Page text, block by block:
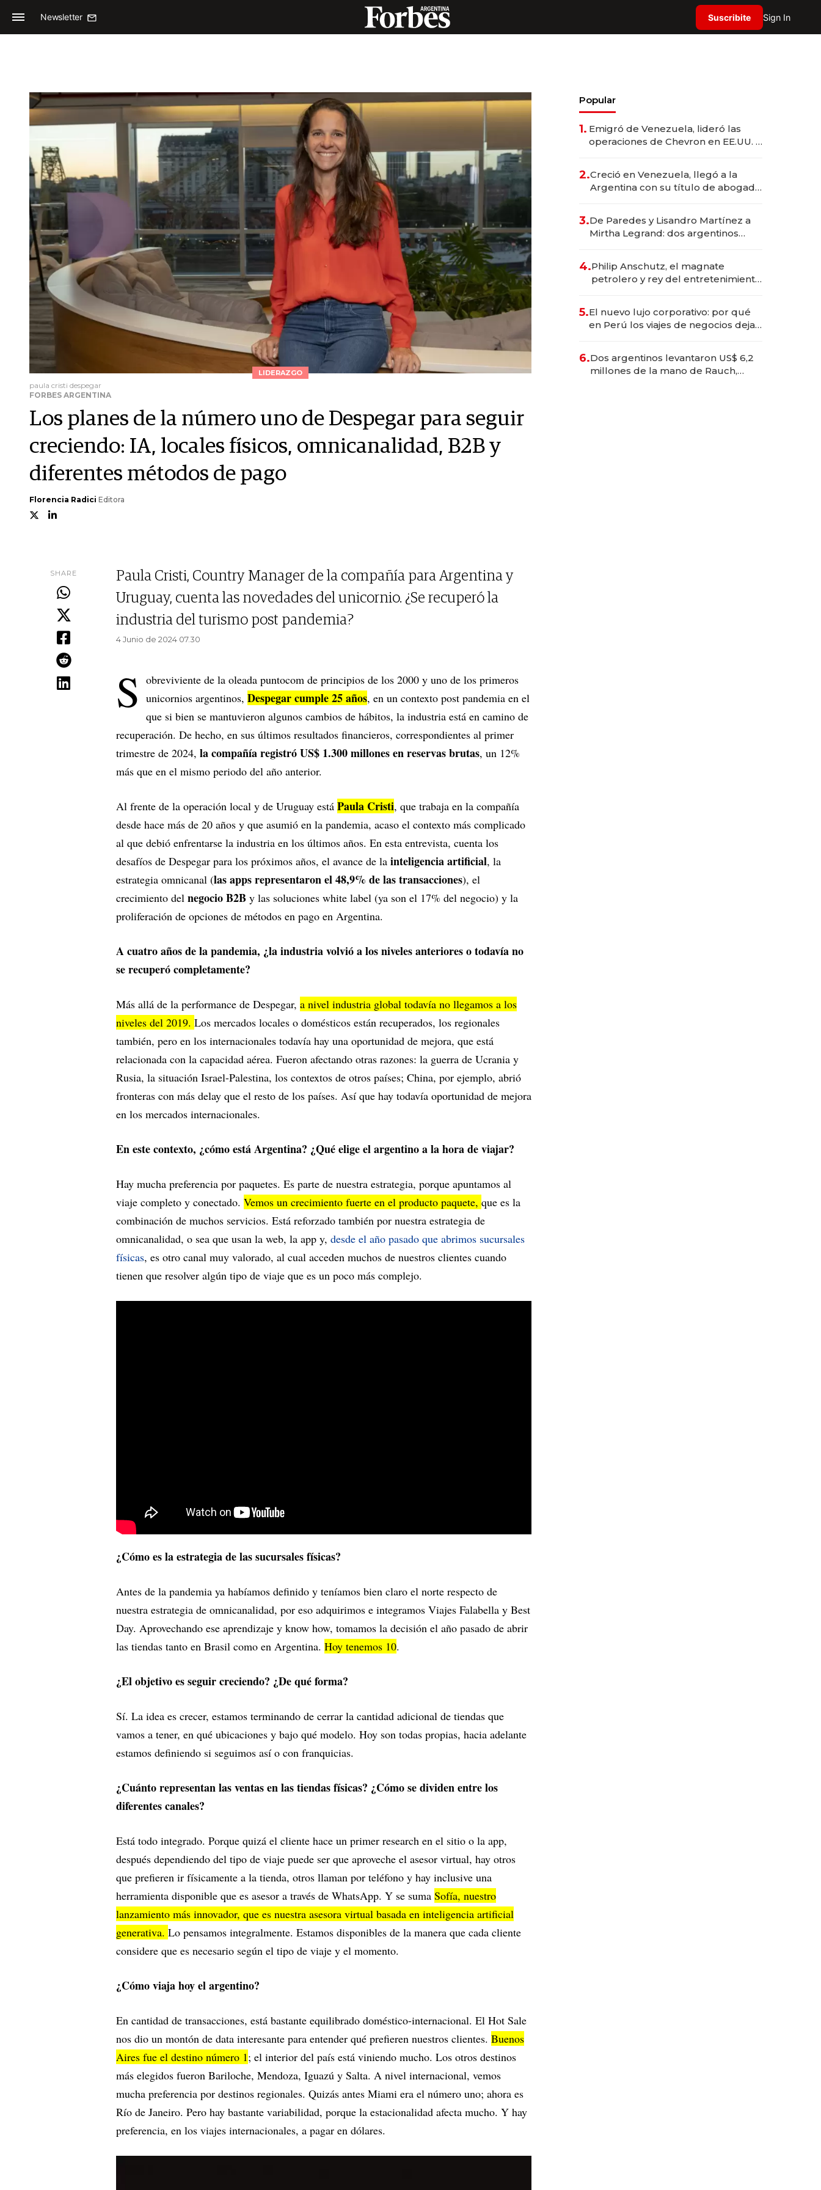
Newsletter Suscribite Sign In
LIDERAZGO
paula cristi despegar
FORBES ARGENTINA
Los planes de la número uno de Despegar para seguir
creciendo: IA, locales físicos, omnicanalidad, B2B y
diferentes métodos de pago
Florencia Radici Editora
SHARE
Paula Cristi, Country Manager de la compañía para Argentina y
Uruguay, cuenta las novedades del unicornio. ¿Se recuperó la
industria del turismo post pandemia?
4 Junio de 2024 07.30
S obreviviente de la oleada puntocom de principios de los 2000 y uno de los primeros
unicornios argentinos, Despegar cumple 25 años, en un contexto post pandemia en el
que si bien se mantuvieron algunos cambios de hábitos, la industria está en camino de
recuperación. De hecho, en sus últimos resultados financieros, correspondientes al primer
trimestre de 2024, la compañía registró US$ 1.300 millones en reservas brutas, un 12%
más que en el mismo periodo del año anterior.
Al frente de la operación local y de Uruguay está Paula Cristi, que trabaja en la compañía
desde hace más de 20 años y que asumió en la pandemia, acaso el contexto más complicado
al que debió enfrentarse la industria en los últimos años. En esta entrevista, cuenta los
desafíos de Despegar para los próximos años, el avance de la inteligencia artificial, la
estrategia omnicanal (las apps representaron el 48,9% de las transacciones), el
crecimiento del negocio B2B y las soluciones white label (ya son el 17% del negocio) y la
proliferación de opciones de métodos en pago en Argentina.
A cuatro años de la pandemia, ¿la industria volvió a los niveles anteriores o todavía no
se recuperó completamente?
Más allá de la performance de Despegar, a nivel industria global todavía no llegamos a los
niveles del 2019. Los mercados locales o domésticos están recuperados, los regionales
también, pero en los internacionales todavía hay una oportunidad de mejora, que está
relacionada con la capacidad aérea. Fueron afectando otras razones: la guerra de Ucrania y
Rusia, la situación Israel-Palestina, los contextos de otros países; China, por ejemplo, abrió
fronteras con más delay que el resto de los países. Así que hay todavía oportunidad de mejora
en los mercados internacionales.
En este contexto, ¿cómo está Argentina? ¿Qué elige el argentino a la hora de viajar?
Hay mucha preferencia por paquetes. Es parte de nuestra estrategia, porque apuntamos al
viaje completo y conectado. Vemos un crecimiento fuerte en el producto paquete, que es la
combinación de muchos servicios. Está reforzado también por nuestra estrategia de
omnicanalidad, o sea que usan la web, la app y, desde el año pasado que abrimos sucursales
físicas, es otro canal muy valorado, al cual acceden muchos de nuestros clientes cuando
tienen que resolver algún tipo de viaje que es un poco más complejo.
¿Cómo es la estrategia de las sucursales físicas?
Antes de la pandemia ya habíamos definido y teníamos bien claro el norte respecto de
nuestra estrategia de omnicanalidad, por eso adquirimos e integramos Viajes Falabella y Best
Day. Aprovechando ese aprendizaje y know how, tomamos la decisión el año pasado de abrir
las tiendas tanto en Brasil como en Argentina. Hoy tenemos 10.
¿El objetivo es seguir creciendo? ¿De qué forma?
Sí. La idea es crecer, estamos terminando de cerrar la cantidad adicional de tiendas que
vamos a tener, en qué ubicaciones y bajo qué modelo. Hoy son todas propias, hacia adelante
estamos definiendo si seguimos así o con franquicias.
¿Cuánto representan las ventas en las tiendas físicas? ¿Cómo se dividen entre los
diferentes canales?
Está todo integrado. Porque quizá el cliente hace un primer research en el sitio o la app,
después dependiendo del tipo de viaje puede ser que aproveche el asesor virtual, hay otros
que prefieren ir físicamente a la tienda, otros llaman por teléfono y hay inclusive una
herramienta disponible que es asesor a través de WhatsApp. Y se suma Sofía, nuestro
lanzamiento más innovador, que es nuestra asesora virtual basada en inteligencia artificial
generativa. Lo pensamos integralmente. Estamos disponibles de la manera que cada cliente
considere que es necesario según el tipo de viaje y el momento.
¿Cómo viaja hoy el argentino?
En cantidad de transacciones, está bastante equilibrado doméstico-internacional. El Hot Sale
nos dio un montón de data interesante para entender qué prefieren nuestros clientes. Buenos
Aires fue el destino número 1; el interior del país está viniendo mucho. Los otros destinos
más elegidos fueron Bariloche, Mendoza, Iguazú y Salta. A nivel internacional, vemos
mucha preferencia por destinos regionales. Quizás antes Miami era el número uno; ahora es
Río de Janeiro. Pero hay bastante variabilidad, porque la estacionalidad afecta mucho. Y hay
preferencia, en los viajes internacionales, a pagar en dólares.
Popular
1. Emigró de Venezuela, lideró las
operaciones de Chevron en EE.UU. y
2.Creció en Venezuela, llegó a la
Argentina con su título de abogado
marcas "fast premium"
3.De Paredes y Lisandro Martínez a
Mirtha Legrand: dos argentinos
4.Philip Anschutz, el magnate
petrolero y rey del entretenimiento
5.El nuevo lujo corporativo: por qué
en Perú los viajes de negocios dejan
en experiencias transformadoras
6.Dos argentinos levantaron US$ 6,2
millones de la mano de Rauch,